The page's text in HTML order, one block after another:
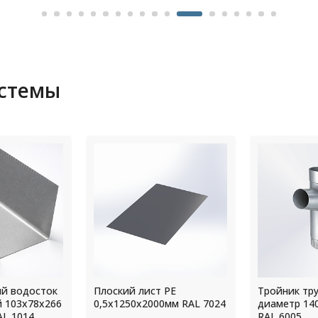
RAL 7024
Тройник трубы водостока
диаметр 140 мм L=2000мм